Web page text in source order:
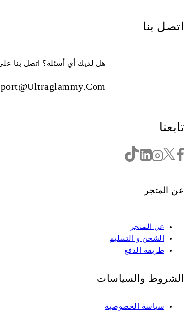
اتصل بنا
هل لديك أي أسئلة؟ اتصل بنا
تابعنا
عن المتجر
عن المتجر
الشحن و التسليم
طريقة الدفع
الشروط والسياسات
سياسة الخصوصية